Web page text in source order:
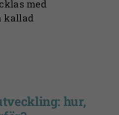
med
kallad
hur,